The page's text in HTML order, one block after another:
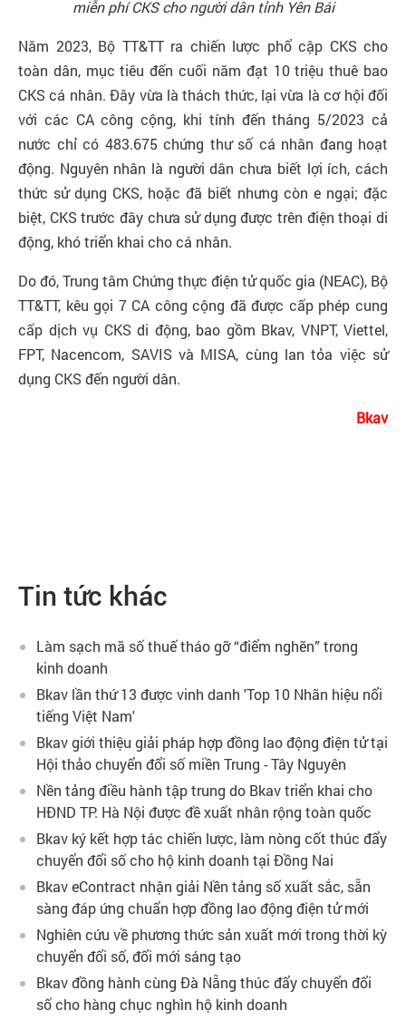
miễn phí CKS cho người dân tỉnh Yên Bái
Năm 2023, Bộ TT&TT ra chiến lược phổ cập CKS cho
toàn dân, mục tiêu đến cuối năm đạt 10 triệu thuê bao
CKS cá nhân. Đây vừa là thách thức, lại vừa là cơ hội đối
với các CA công cộng, khi tính đến tháng 5/2023 cả
nước chỉ có 483.675 chứng thư số cá nhân đang hoạt
động. Nguyên nhân là người dân chưa biết lợi ích, cách
thức sử dụng CKS, hoặc đã biết nhưng còn e ngại; đặc
biệt, CKS trước đây chưa sử dụng được trên điện thoại di
động, khó triển khai cho cá nhân.
Do đó, Trung tâm Chứng thực điện tử quốc gia (NEAC), Bộ
TT&TT, kêu gọi 7 CA công cộng đã được cấp phép cung
cấp dịch vụ CKS di động, bao gồm Bkav, VNPT, Viettel,
FPT, Nacencom, SAVIS và MISA, cùng lan tỏa việc sử
dụng CKS đến người dân.
Bkav
Tin tức khác
Làm sạch mã số thuế tháo gỡ “điểm nghẽn” trong
kinh doanh
Bkav lần thứ 13 được vinh danh 'Top 10 Nhãn hiệu nổi
tiếng Việt Nam'
Bkav giới thiệu giải pháp hợp đồng lao động điện tử tại
Hội thảo chuyển đổi số miền Trung - Tây Nguyên
Nền tảng điều hành tập trung do Bkav triển khai cho
HĐND TP. Hà Nội được đề xuất nhân rộng toàn quốc
Bkav ký kết hợp tác chiến lược, làm nòng cốt thúc đẩy
chuyển đổi số cho hộ kinh doanh tại Đồng Nai
Bkav eContract nhận giải Nền tảng số xuất sắc, sẵn
sàng đáp ứng chuẩn hợp đồng lao động điện tử mới
Nghiên cứu về phương thức sản xuất mới trong thời kỳ
chuyển đổi số, đổi mới sáng tạo
Bkav đồng hành cùng Đà Nẵng thúc đẩy chuyển đổi
số cho hàng chục nghìn hộ kinh doanh